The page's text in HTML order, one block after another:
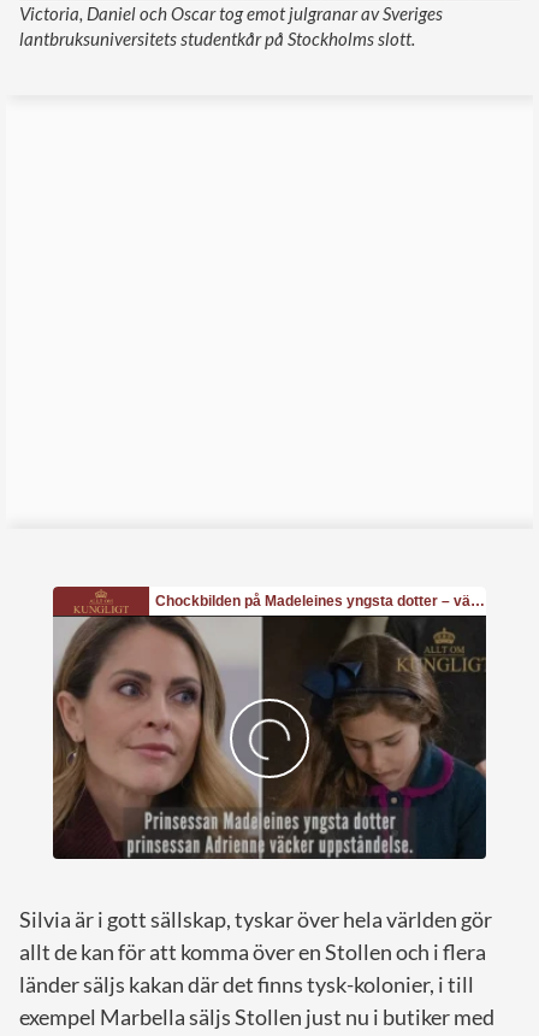
Victoria, Daniel och Oscar tog emot julgranar av Sveriges
lantbruksuniversitets studentkår på Stockholms slott.
Silvia är i gott sällskap, tyskar över hela världen gör
allt de kan för att komma över en Stollen och i flera
länder säljs kakan där det finns tysk-kolonier, i till
exempel Marbella säljs Stollen just nu i butiker med